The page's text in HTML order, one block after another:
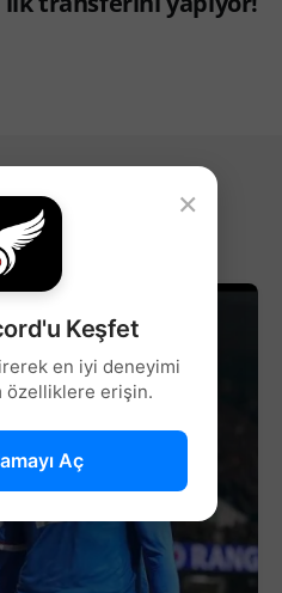
YAZILAR...
×
Keşfet
en iyi deneyimi
özelliklere erişin.
Aç